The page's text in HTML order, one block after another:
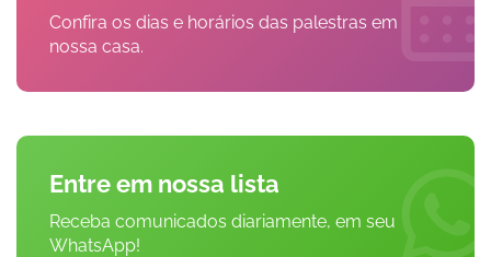
Confira os dias e horários das palestras em
nossa casa.
Entre em nossa lista
Receba comunicados diariamente, em seu
WhatsApp!